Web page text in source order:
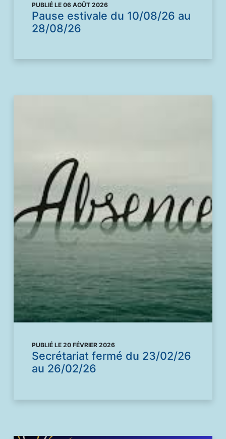
PUBLIÉ LE 06 AOÛT 2026
Pause estivale du 10/08/26 au
28/08/26
PUBLIÉ LE 20 FÉVRIER 2026
Secrétariat fermé du 23/02/26
au 26/02/26